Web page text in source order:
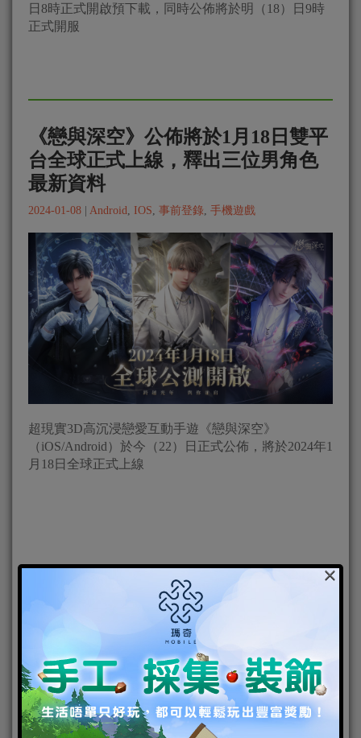
日8時正式開啟預下載，同時公佈將於明（18）日9時
正式開服
《戀與深空》公佈將於1月18日雙平
台全球正式上線，釋出三位男角色
最新資料
2024-01-08 Android, IOS, 事前登錄, 手機遊戲
超現實3D高沉浸戀愛互動手遊《戀與深空》
（iOS/Android）於今（22）日正式公佈，將於2024年1
月18日全球正式上線
×